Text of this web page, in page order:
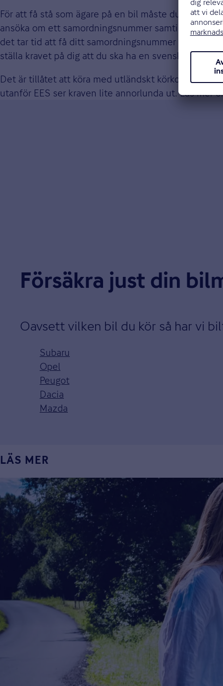
För att få stå som ägare på en bil måste du dock
ansöka om ett samordningsnummer samtidigt som
det tar tid att få ditt samordningsnummer kan du
ställa kravet på dig att du ska ha en svensk
Det är tillåtet att köra med utländskt körkort i
utanför EES ser kraven lite annorlunda ut. Läs mer
Försäkra just din
Oavsett vilken bil du kör så har vi
Subaru
Opel
Peugot
Dacia
Mazda
LÄS MER